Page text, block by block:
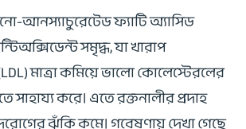
আনস্যাচুরেটেড ফ্যাটি অ্যাসিড
সমৃদ্ধ, যা খারাপ
মাত্রা কমিয়ে ভালো কোলেস্টেরলের
সাহায্য করে। এতে রক্তনালীর প্রদাহ
ঝুঁকি কমে। গবেষণায় দেখা গেছে